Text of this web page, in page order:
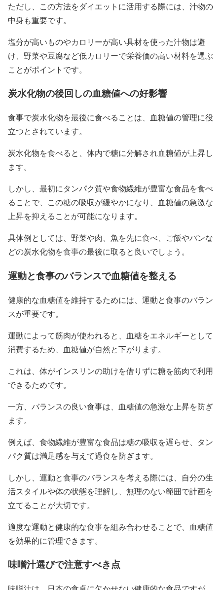
ただし、この方法をダイエットに活用する際には、汁物の
中身も重要です。
塩分が高いものやカロリーが高い具材を使った汁物は避
け、野菜や豆腐など低カロリーで栄養価の高い材料を選ぶ
ことがポイントです。
炭水化物の後回しの血糖値への好影響
食事で炭水化物を最後に食べることは、血糖値の管理に役
立つとされています。
炭水化物を食べると、体内で糖に分解され血糖値が上昇し
ます。
しかし、最初にタンパク質や食物繊維が豊富な食品を食べ
ることで、この糖の吸収が緩やかになり、血糖値の急激な
上昇を抑えることが可能になります。
具体例としては、野菜や肉、魚を先に食べ、ご飯やパンな
どの炭水化物を食事の最後に取ると良いでしょう。
運動と食事のバランスで血糖値を整える
健康的な血糖値を維持するためには、運動と食事のバラン
スが重要です。
運動によって筋肉が使われると、血糖をエネルギーとして
消費するため、血糖値が自然と下がります。
これは、体がインスリンの助けを借りずに糖を筋肉で利用
できるためです。
一方、バランスの良い食事は、血糖値の急激な上昇を防ぎ
ます。
例えば、食物繊維が豊富な食品は糖の吸収を遅らせ、タン
パク質は満足感を与えて過食を防ぎます。
しかし、運動と食事のバランスを考える際には、自分の生
活スタイルや体の状態を理解し、無理のない範囲で計画を
立てることが大切です。
適度な運動と健康的な食事を組み合わせることで、血糖値
を効果的に管理できます。
味噌汁選びで注意すべき点